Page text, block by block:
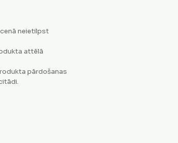
neietilpst
attēlā
pārdošanas